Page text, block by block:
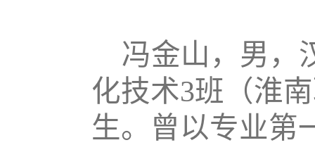
冯金山，男，
化技术3班（淮
生。曾以专业第